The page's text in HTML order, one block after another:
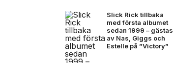
Slick Rick tillbaka
med första albumet
sedan 1999 – gästas
av Nas, Giggs och
Estelle på ”Victory”